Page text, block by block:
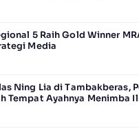
5 Raih Gold Winner
Media
Ning Lia di Tambakberas,
Tempat Ayahnya Menimba